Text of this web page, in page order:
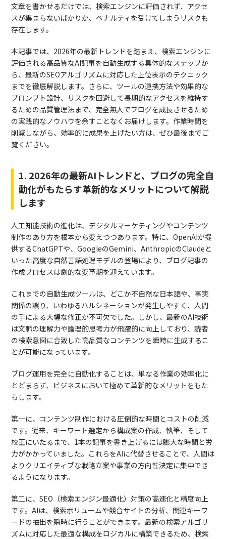
文章を書かせるだけでは、検索エンジンに評価されず、アクセ
スが集まらないばかりか、ペナルティを受けてしまうリスクも
存在します。
本記事では、2026年の最新トレンドを踏まえ、検索エンジンに
評価される高品質なAI記事を自動生成する具体的なステップか
ら、最新のSEOアルゴリズムに対応した上位表示のテクニック
までを徹底解説します。さらに、ツールの連携方法や効果的な
プロンプト設計、リスクを回避して長期的なアクセスを維持す
るための品質管理法まで、完全無人でブログを成長させるため
の実践的なノウハウを余すことなくお届けします。作業時間を
削減しながら、効率的に成果を上げたい方は、ぜひ最後までご
覧ください。
1. 2026年の最新AIトレンドと、ブログの完全自
動化がもたらす革新的なメリットについて解説
します
人工知能技術の進化は、デジタルマーケティングやコンテンツ
制作のあり方を根本から変えつつあります。特に、OpenAIが提
供するChatGPTや、GoogleのGemini、AnthropicのClaudeと
いった高度な自然言語処理モデルの登場により、ブログ記事の
作成プロセスは劇的な変革期を迎えています。
これまでの自動生成ツールは、どこか不自然な日本語や、事実
関係の誤り、いわゆるハルシネーションが発生しやすく、人間
の手による大幅な修正が不可欠でした。しかし、最新のAI技術
は文脈の理解力や論理的思考力が飛躍的に向上しており、読者
の検索意図に合致した高品質なコンテンツを瞬時に生成するこ
とが可能になっています。
ブログ運用を完全に自動化することは、単なる作業の効率化に
とどまらず、ビジネスにおいて極めて革新的なメリットをもた
らします。
第一に、コンテンツ制作における圧倒的な時間とコストの削減
です。従来、キーワード選定から構成案の作成、執筆、そして
校正にいたるまで、1本の記事を書き上げるには膨大な時間と労
力がかかっていました。これらをAIに代替させることで、人間は
よりクリエイティブな戦略立案や事業の方向性決定に集中でき
るようになります。
第二に、SEO（検索エンジン最適化）対策の高速化と精度向上
です。AIは、検索ボリュームや競合サイトの分析、関連キーワ
ードの抽出を瞬時に行うことができます。最新の検索アルゴリ
ズムに対応した最適な構成をロジカルに構築できるため、検索